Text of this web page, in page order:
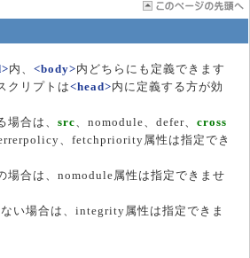
内、<body>内どちらにも定義できます
クリプトは<head>内に定義する方が効
場合は、src 、nomodule、defer、cross
、fetchpriority属性は指定でき
場合は、nomodule属性は指定できませ
い場合は、integrity属性は指定できま